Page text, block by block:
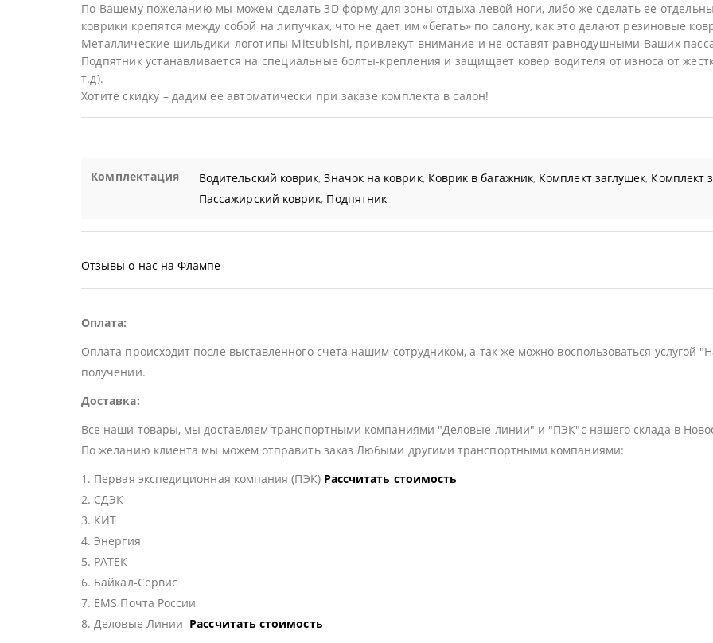
По Вашему пожеланию мы можем сделать 3D форму для зоны отдыха левой ноги, либо же сделать ее
коврики крепятся между собой на липучках, что не дает им «бегать» по салону, как это делают резиновые
Металлические шильдики-логотипы Mitsubishi, привлекут внимание и не оставят равнодушными Ваших
Подпятник устанавливается на специальные болты-крепления и защищает ковер водителя от износа от
т.д).
Хотите скидку – дадим ее автоматически при заказе комплекта в салон!
Комплектация Водительский коврик,Значок на коврик, Коврик в багажник, Комплект заглушек, Комплект
Пассажирский коврик, Подпятник
Отзывы о нас на Флампе
Оплата:
Оплата происходит после выставленного счета нашим сотрудником, а так же можно воспользоваться
получении.
Доставка:
Все наши товары, мы доставляем транспортными компаниями "Деловые линии" и "ПЭК"с нашего склада в
По желанию клиента мы можем отправить заказ Любыми другими транспортными компаниями:
1. Первая экспедиционная компания (ПЭК) Рассчитать стоимость
2. СДЭК
3. КИТ
4. Энергия
5. РАТЕК
6. Байкал-Сервис
7. EMS Почта России
8. Деловые Линии Рассчитать стоимость